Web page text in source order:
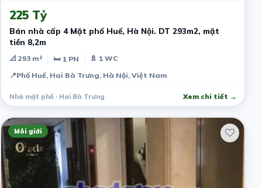
225 Tỷ
Bán nhà cấp 4 Mặt phố Huế, Hà Nội. DT 293m2, mặt
tiền 8,2m
📐 293 m² 🛏 1 PN
🚿 1 WC
📍Phố Huế, Hai Bà Trưng, Hà Nội, Việt Nam
Nhà mặt phố · Hai Bà Trưng Xem chi tiết →
Môi giới